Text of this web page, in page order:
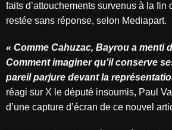
faits d’attouchements survenus à la fin
restée sans réponse, selon Mediapart.
« Comme Cahuzac, Bayrou a menti
Comment imaginer qu’il conserve
pareil parjure devant la
réagi sur X le député insoumis, Paul
d’une capture d’écran de ce nouvel